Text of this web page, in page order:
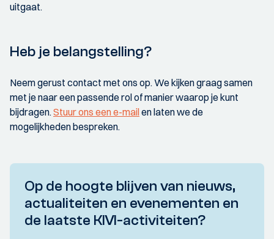
uitgaat.
Heb je belangstelling?
Neem gerust contact met ons op. We kijken graag samen
met je naar een passende rol of manier waarop je kunt
bijdragen.Stuur ons een e-mailen laten we de
mogelijkheden bespreken.
Op de hoogte blijven van nieuws,
actualiteiten en evenementen en
de laatste KIVI-activiteiten?